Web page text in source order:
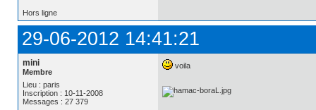
Hors ligne
29-06-2012 14:41:21
mini
Membre
Lieu : paris
Inscription : 10-11-2008
Messages : 27 379
voila